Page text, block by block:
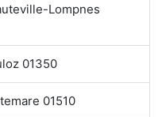
Lompnes
01350
01510